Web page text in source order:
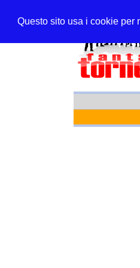
Questo sito usa i cookie per